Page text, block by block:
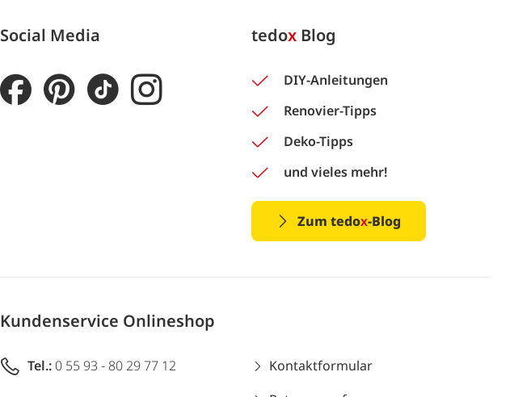
Social Media tedox Blog
DIY-Anleitungen
Renovier-Tipps
Deko-Tipps
und vieles mehr!
Zum tedox-Blog
Kundenservice Onlineshop
Tel.: 0 55 93 - 80 29 77 12
Kontaktformular